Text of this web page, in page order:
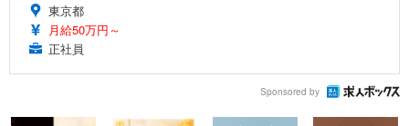
東京都
月給50万円～
正社員
Sponsored by